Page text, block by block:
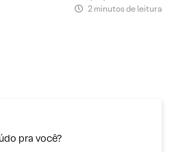
2 minutos de leitura
pra você?